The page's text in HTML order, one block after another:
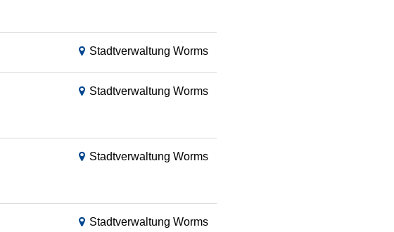
Stadtverwaltung Worms
Stadtverwaltung Worms
Stadtverwaltung Worms
Stadtverwaltung Worms